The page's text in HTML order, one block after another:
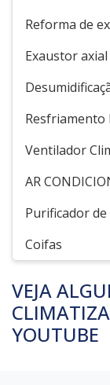
Reforma de
Exaustor axial
Resfriamento
Ventilador
AR
Purificador de
Coifas
VEJA
YOUTUBE